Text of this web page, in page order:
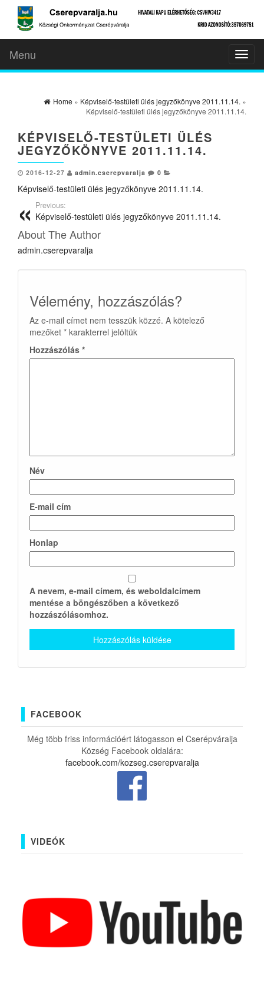
Menu
Home » Képviselő-testületi ülés jegyzőkönyve 2011.11.14. »
Képviselő-testületi ülés jegyzőkönyve 2011.11.14.
KÉPVISELŐ-TESTÜLETI ÜLÉS
JEGYZŐKÖNYVE 2011.11.14.
2016-12-27 admin.cserepvaralja 0
Képviselő-testületi ülés jegyzőkönyve 2011.11.14.
Previous:
Képviselő-testületi ülés jegyzőkönyve 2011.11.14.
About The Author
admin.cserepvaralja
Vélemény, hozzászólás?
Az e-mail címet nem tesszük közzé. A kötelező
mezőket * karakterrel jelöltük
Hozzászólás *
Név
E-mail cím
Honlap
A nevem, e-mail címem, és weboldalcímem
mentése a böngészőben a következő
hozzászólásomhoz.
FACEBOOK
Még több friss információért látogasson el Cserépváralja
Község Facebook oldalára:
facebook.com/kozseg.cserepvaralja
VIDEÓK